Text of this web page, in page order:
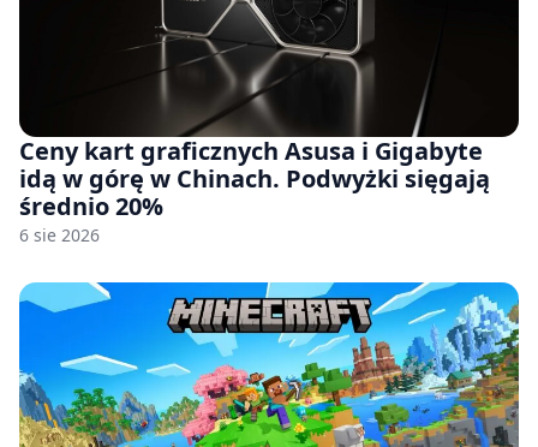
Ceny kart graficznych Asusa i Gigabyte
idą w górę w Chinach. Podwyżki sięgają
średnio 20%
6 sie 2026